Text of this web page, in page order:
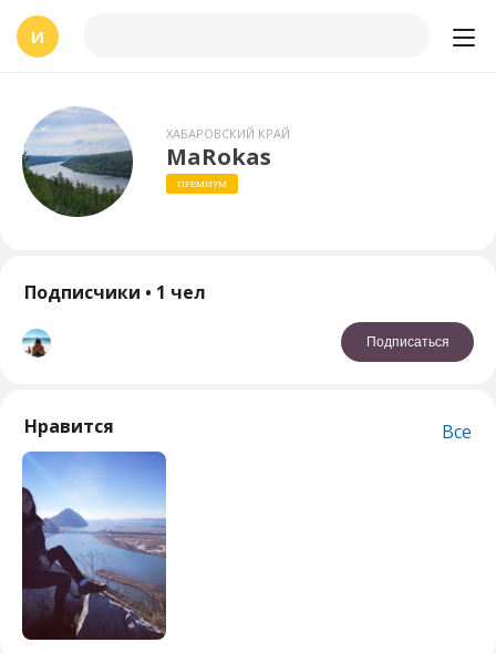
И
ХАБАРОВСКИЙ КРАЙ
MaRokas
ПРЕМИУМ
Подписчики • 1 чел
Подписаться
Нравится Все